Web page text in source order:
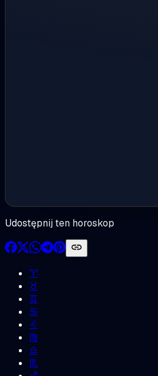
Udostępnij ten horoskop
♈︎
♉︎
♊︎
♋︎
♌︎
♍︎
♎︎
♏︎